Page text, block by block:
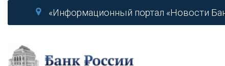
«Информационный портал «Новости